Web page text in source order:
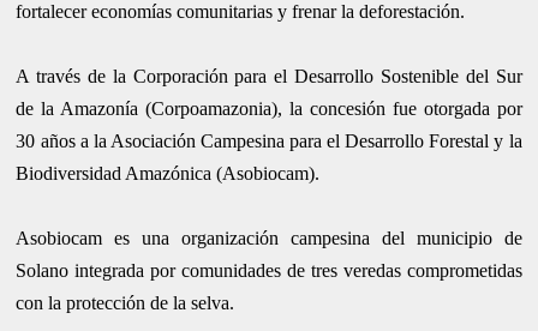
fortalecer economías comunitarias y frenar la deforestación.
A través de la Corporación para el Desarrollo Sostenible del Sur
de la Amazonía (Corpoamazonia), la concesión fue otorgada por
30 años a la Asociación Campesina para el Desarrollo Forestal y la
Biodiversidad Amazónica (Asobiocam).
Asobiocam es una organización campesina del municipio de
Solano integrada por comunidades de tres veredas comprometidas
con la protección de la selva.